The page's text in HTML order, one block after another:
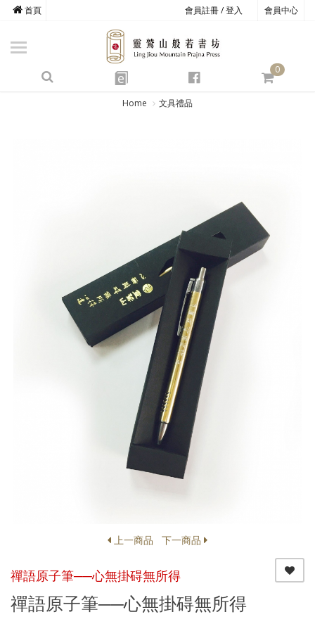
會員註冊 / 登入 會員中心
首頁
e
0
商品總覽
心道書庫
靈鷲叢書
Home 文具禮品
上一商品 下一商品
禪語原子筆──心無掛碍無所得
禪語原子筆──心無掛碍無所得